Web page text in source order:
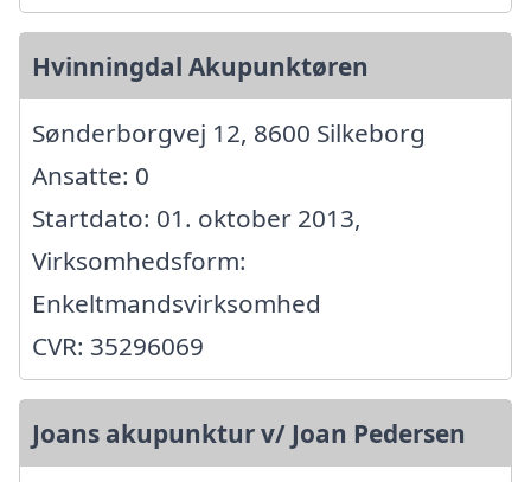
Hvinningdal Akupunktøren
Sønderborgvej 12, 8600 Silkeborg
Ansatte: 0
Startdato: 01. oktober 2013,
Virksomhedsform:
Enkeltmandsvirksomhed
CVR: 35296069
Joans akupunktur v/ Joan Pedersen